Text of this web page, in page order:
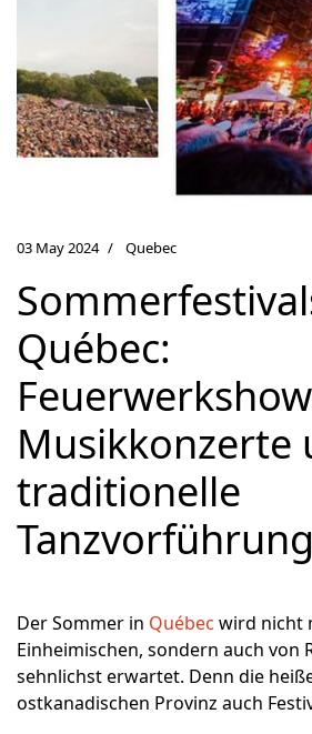
03 May 2024 Quebec
Québec:
Musikkonzerte
traditionelle
Der Sommer in Québec wird nicht
Einheimischen, sondern auch von
sehnlichst erwartet. Denn die
ostkanadischen Provinz auch